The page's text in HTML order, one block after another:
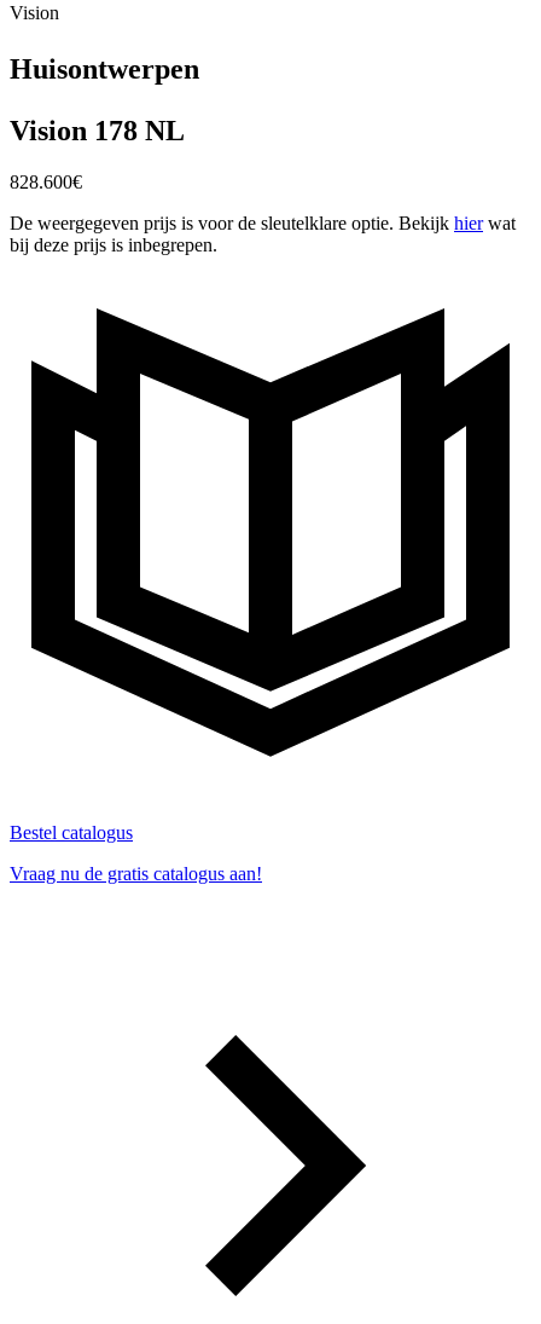
Vision
Huisontwerpen
Vision 178 NL
828.600€
De weergegeven prijs is voor de sleutelklare optie. Bekijk hierwat
bij deze prijs is inbegrepen.
Bestel catalogus
Vraag nu de gratis catalogus aan!